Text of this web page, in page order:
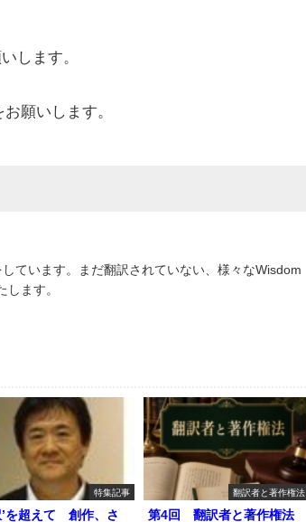
します。
願いします。
ています。まだ翻訳されていない、様々なWisdom
します。
特集記事
’を超えて 創作、さ
翻訳者と著作権法
第4回 翻訳者と著作権法